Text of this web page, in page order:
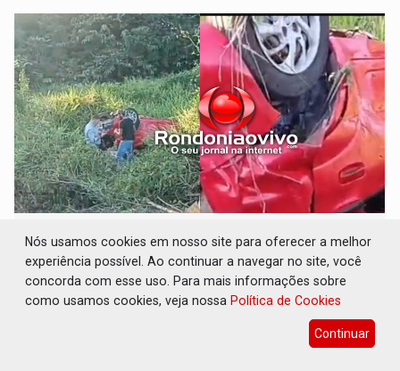
URGENTE: Colisão entre caminhão e carro
deixa quatro mortos e um em estado grave
na BR-364
06 de Agosto de 2026 às 18:16
Nós usamos cookies em nosso site para oferecer a melhor
experiência possível. Ao continuar a navegar no site, você
concorda com esse uso. Para mais informações sobre
como usamos cookies, veja nossa Política de Cookies
Continuar